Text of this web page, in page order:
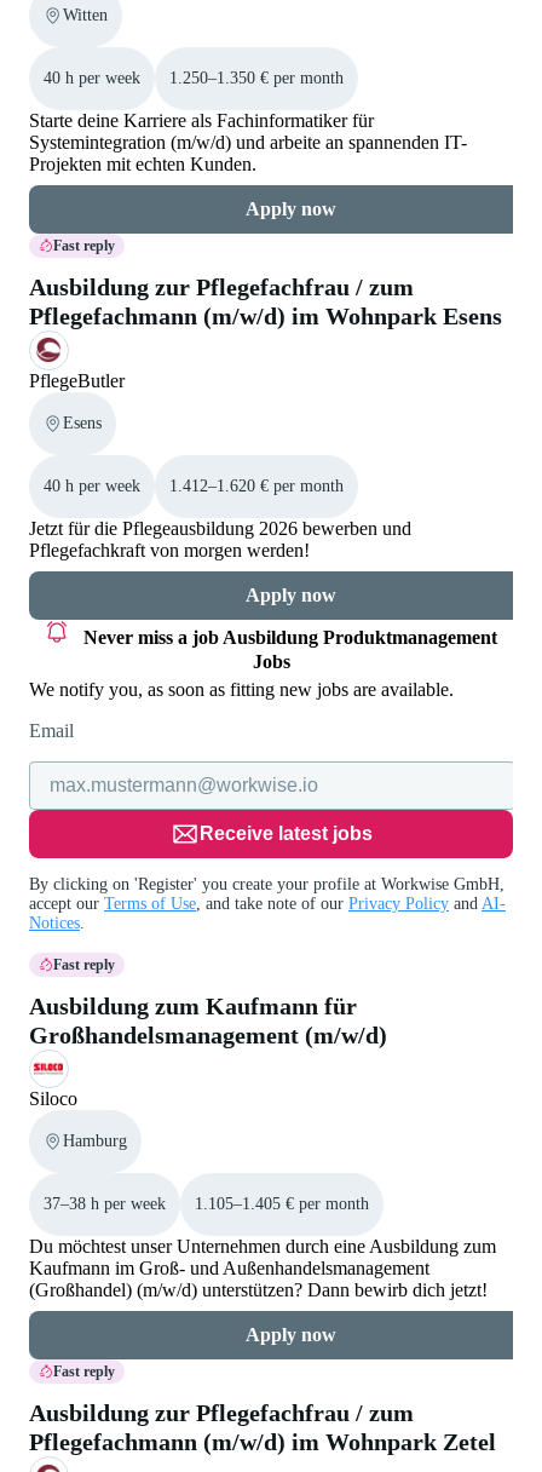
Witten
40 h per week 1.250–1.350 € per month
Starte deine Karriere als Fachinformatiker für
Systemintegration (m/w/d) und arbeite an spannenden IT-
Projekten mit echten Kunden.
Apply now
Fast reply
Ausbildung zur Pflegefachfrau / zum
Pflegefachmann (m/w/d) im Wohnpark Esens
PflegeButler
Esens
40 h per week 1.412–1.620 € per month
Jetzt für die Pflegeausbildung 2026 bewerben und
Pflegefachkraft von morgen werden!
Apply now
Never miss a job Ausbildung Produktmanagement
Jobs
We notify you, as soon as fitting new jobs are available.
Email
Receive latest jobs
By clicking on 'Register' you create your profile at Workwise GmbH,
accept our Terms of Use , and take note of our Privacy Policy and AI-
Notices
Fast reply
Ausbildung zum Kaufmann für
Großhandelsmanagement (m/w/d)
Siloco
Hamburg
37–38 h per week 1.105–1.405 € per month
Du möchtest unser Unternehmen durch eine Ausbildung zum
Kaufmann im Groß- und Außenhandelsmanagement
(Großhandel) (m/w/d) unterstützen? Dann bewirb dich jetzt!
Apply now
Fast reply
Ausbildung zur Pflegefachfrau / zum
Pflegefachmann (m/w/d) im Wohnpark Zetel